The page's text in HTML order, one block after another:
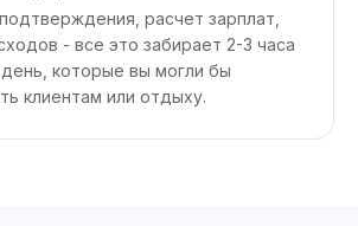
расчет зарплат,
- все это забирает 2-3 часа
которые вы могли бы
клиентам или отдыху.